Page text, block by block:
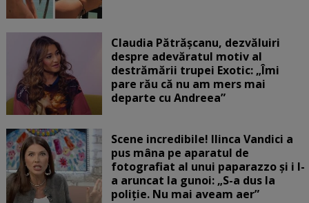
Claudia Pătrășcanu, dezvăluiri
despre adevăratul motiv al
destrămării trupei Exotic: „Îmi
pare rău că nu am mers mai
departe cu Andreea”
Scene incredibile! Ilinca Vandici a
pus mâna pe aparatul de
fotografiat al unui paparazzo și i l-
a aruncat la gunoi: „S-a dus la
poliție. Nu mai aveam aer”